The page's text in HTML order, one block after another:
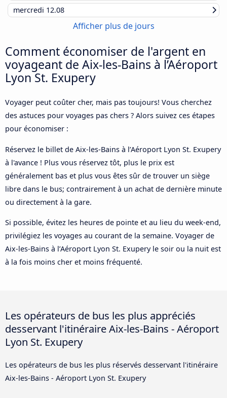
mercredi 12.08
Afficher plus de jours
Comment économiser de l'argent en
voyageant de Aix-les-Bains à l’Aéroport
Lyon St. Exupery
Voyager peut coûter cher, mais pas toujours! Vous cherchez
des astuces pour voyages pas chers ? Alors suivez ces étapes
pour économiser :
Réservez le billet de Aix-les-Bains à l’Aéroport Lyon St. Exupery
à l'avance ! Plus vous réservez tôt, plus le prix est
généralement bas et plus vous êtes sûr de trouver un siège
libre dans le bus; contrairement à un achat de dernière minute
ou directement à la gare.
Si possible, évitez les heures de pointe et au lieu du week-end,
privilégiez les voyages au courant de la semaine. Voyager de
Aix-les-Bains à l’Aéroport Lyon St. Exupery le soir ou la nuit est
à la fois moins cher et moins fréquenté.
Les opérateurs de bus les plus appréciés
desservant l'itinéraire Aix-les-Bains - Aéroport
Lyon St. Exupery
Les opérateurs de bus les plus réservés desservant l'itinéraire
Aix-les-Bains - Aéroport Lyon St. Exupery